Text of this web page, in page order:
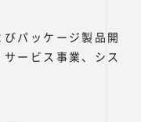
パッケージ製品開
ービス事業、シス